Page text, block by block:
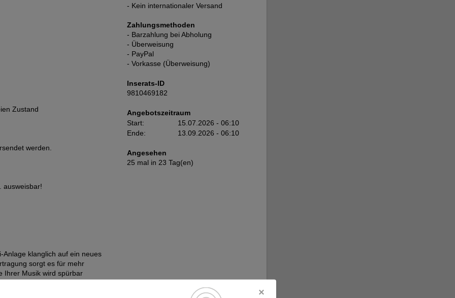
Zustand
werden.
ausweisbar!
klanglich auf ein neues
sorgt es für mehr
Ihrer Musik wird spürbar
- Kein internationaler Versand
Zahlungsmethoden
- Barzahlung bei Abholung
- Überweisung
- PayPal
- Vorkasse (Überweisung)
Inserats-ID
9810469182
Angebotszeitraum
Start:
15.07.2026 - 06:10
Ende:
13.09.2026 - 06:10
Angesehen
25 mal in 23 Tag(en)